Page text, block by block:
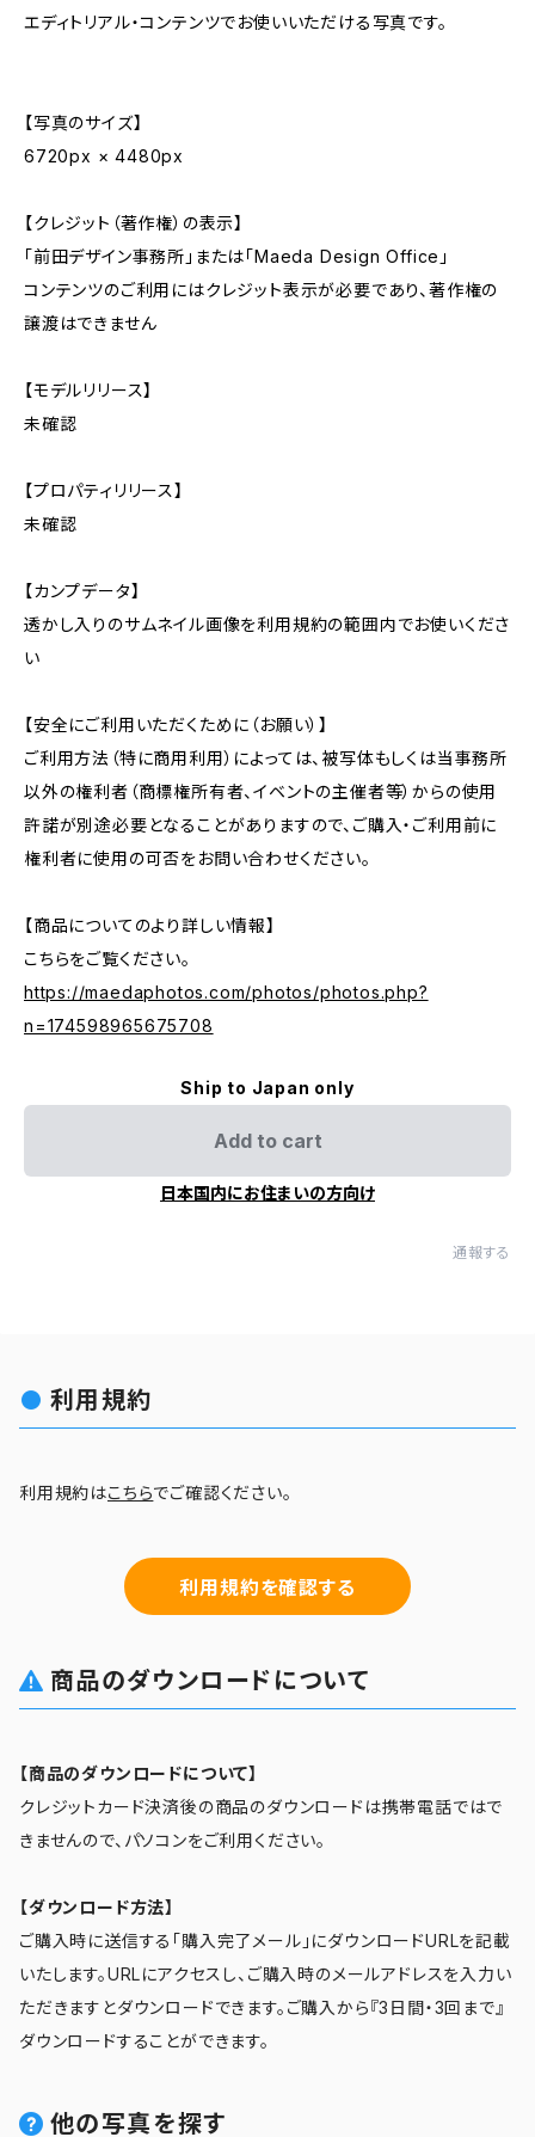
エディトリアル・コンテンツでお使いいただける写真です。
【写真のサイズ】
6720px × 4480px
【クレジット（著作権）の表示】
「前田デザイン事務所」または「Maeda Design Office」
コンテンツのご利用にはクレジット表示が必要であり、著作権の
譲渡はできません
【モデルリリース】
未確認
【プロパティリリース】
未確認
【カンプデータ】
透かし入りのサムネイル画像を利用規約の範囲内でお使いくださ
い
【安全にご利用いただくために（お願い）】
ご利用方法（特に商用利用）によっては、被写体もしくは当事務所
以外の権利者（商標権所有者、イベントの主催者等）からの使用
許諾が別途必要となることがありますので、ご購入・ご利用前に
権利者に使用の可否をお問い合わせください。
【商品についてのより詳しい情報】
こちらをご覧ください。
https://maedaphotos.com/photos/photos.php?
n=174598965675708
Ship to Japan only
Add to cart
日本国内にお住まいの方向け
通報する
利用規約
利用規約はこちらでご確認ください。
利用規約を確認する
商品のダウンロードについて
【商品のダウンロードについて】
クレジットカード決済後の商品のダウンロードは携帯電話ではで
きませんので、パソコンをご利用ください。
【ダウンロード方法】
ご購入時に送信する「購入完了メール」にダウンロードURLを記載
いたします。URLにアクセスし、ご購入時のメールアドレスを入力い
ただきますとダウンロードできます。ご購入から『3日間・3回まで』
ダウンロードすることができます。
他の写真を探す